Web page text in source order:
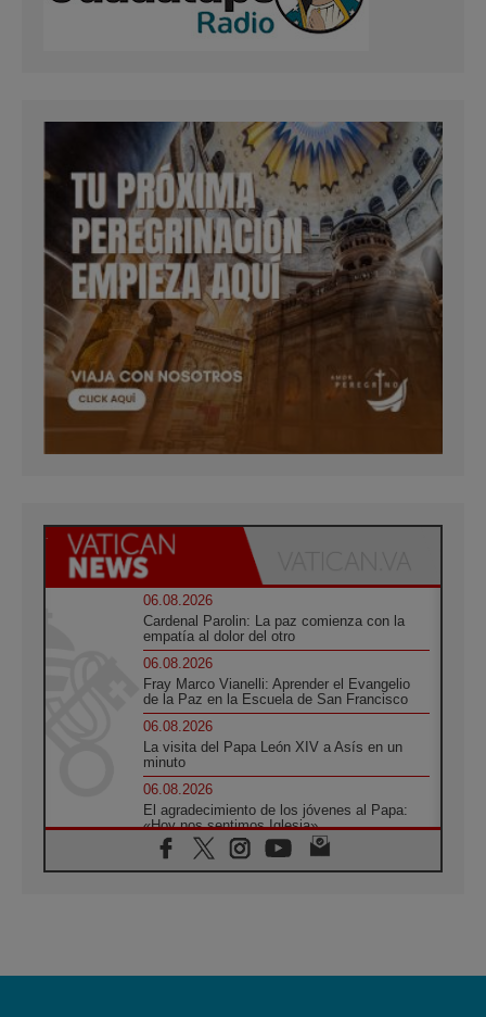
06.08.2026
Cardenal Parolin: La paz comienza con la
empatía al dolor del otro
06.08.2026
Fray Marco Vianelli: Aprender el Evangelio
de la Paz en la Escuela de San Francisco
06.08.2026
La visita del Papa León XIV a Asís en un
minuto
06.08.2026
El agradecimiento de los jóvenes al Papa:
«Hoy nos sentimos Iglesia»
06.08.2026
Líbano: Reanudan los coloquios en Roma en